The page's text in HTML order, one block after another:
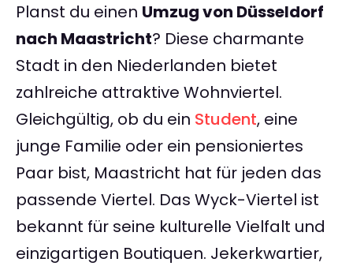
Planst du einen Umzug von Düsseldorf
nach Maastricht? Diese charmante
Stadt in den Niederlanden bietet
zahlreiche attraktive Wohnviertel.
Gleichgültig, ob du ein Student, eine
junge Familie oder ein pensioniertes
Paar bist, Maastricht hat für jeden das
passende Viertel. Das Wyck-Viertel ist
bekannt für seine kulturelle Vielfalt und
einzigartigen Boutiquen. Jekerkwartier,